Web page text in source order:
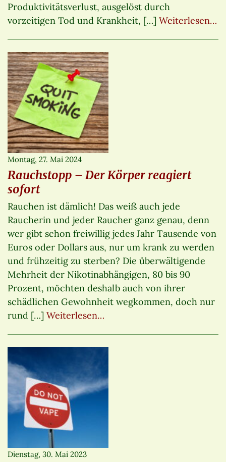
Produktivitätsverlust, ausgelöst durch
vorzeitigen Tod und Krankheit, […] Weiterlesen…
Montag, 27. Mai 2024
Rauchstopp – Der Körper reagiert
sofort
Rauchen ist dämlich! Das weiß auch jede
Raucherin und jeder Raucher ganz genau, denn
wer gibt schon freiwillig jedes Jahr Tausende von
Euros oder Dollars aus, nur um krank zu werden
und frühzeitig zu sterben? Die überwältigende
Mehrheit der Nikotinabhängigen, 80 bis 90
Prozent, möchten deshalb auch von ihrer
schädlichen Gewohnheit wegkommen, doch nur
rund […] Weiterlesen…
Dienstag, 30. Mai 2023